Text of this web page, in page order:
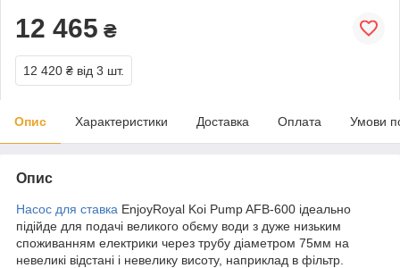
12 465 ₴
12 420 ₴ від 3 шт.
Опис Характеристики Доставка Оплата Умови
Опис
Насос для ставка EnjoyRoyal Koi Pump AFB-600 ідеально
підійде для подачі великого обєму води з дуже низьким
споживанням електрики через трубу діаметром 75мм на
невеликі відстані і невелику висоту, наприклад в фільтр.